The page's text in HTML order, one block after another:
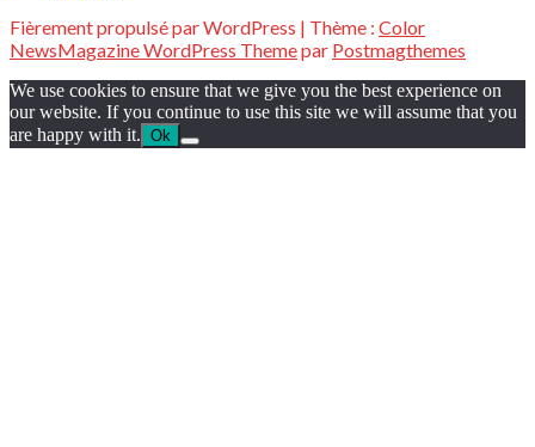
Fièrement propulsé par WordPress | Thème : Color
NewsMagazine WordPress Themepar Postmagthemes
We use cookies to ensure that we give you the best experience on
our website. If you continue to use this site we will assume that you
are happy with it. Ok